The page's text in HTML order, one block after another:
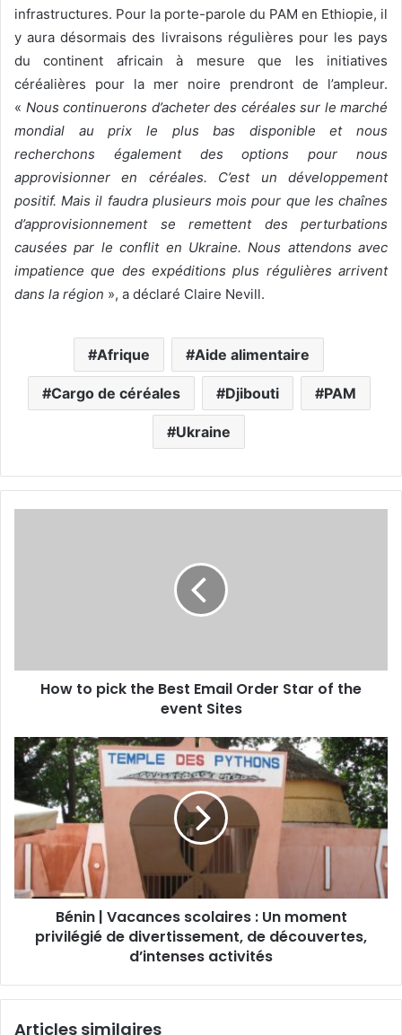
infrastructures. Pour la porte-parole du PAM en Ethiopie, il
y aura désormais des livraisons régulières pour les pays
du continent africain à mesure que les initiatives
céréalières pour la mer noire prendront de l’ampleur.
« Nous continuerons d’acheter des céréales sur le marché
mondial au prix le plus bas disponible et nous
recherchons également des options pour nous
approvisionner en céréales. C’est un développement
positif. Mais il faudra plusieurs mois pour que les chaînes
d’approvisionnement se remettent des perturbations
causées par le conflit en Ukraine. Nous attendons avec
impatience que des expéditions plus régulières arrivent
dans la région », a déclaré Claire Nevill.
Afrique Aide alimentaire
Cargo de céréales Djibouti PAM
Ukraine
How to pick the Best Email Order Star of the
event Sites
Bénin | Vacances scolaires : Un moment
privilégié de divertissement, de découvertes,
d’intenses activités
Articles similaires